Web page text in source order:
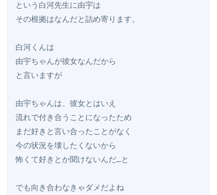
という白河先生に由宇は
その根拠はなんだと詰め寄ります。
白河くんは
由宇ちゃんが彼女なんだから
と言いますが
由宇ちゃんは、彼女とはいえ
流れで付き合うことになったため
まだ好きと言い合ったことがなく
今の状況を壊したくないから
怖くて好きとか聞けないんだ…と
でも向き合わなきゃダメだよね